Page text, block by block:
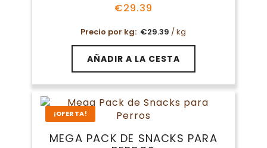
€29.39
Precio por kg: €29.39 / kg
AÑADIR A LA CESTA
¡OFERTA!
MEGA PACK DE SNACKS PARA